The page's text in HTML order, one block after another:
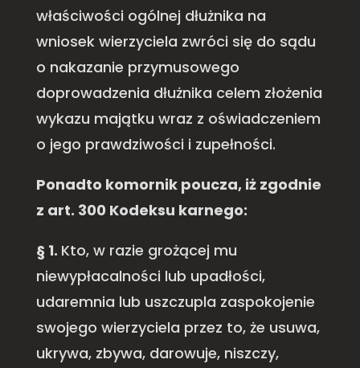
właściwości ogólnej dłużnika na
wniosek wierzyciela zwróci się do sądu
o nakazanie przymusowego
doprowadzenia dłużnika celem złożenia
wykazu majątku wraz z oświadczeniem
o jego prawdziwości i zupełności.
Ponadto komornik poucza, iż zgodnie
z art. 300 Kodeksu karnego:
§ 1. Kto, w razie grożącej mu
niewypłacalności lub upadłości,
udaremnia lub uszczupla zaspokojenie
swojego wierzyciela przez to, że usuwa,
ukrywa, zbywa, darowuje, niszczy,